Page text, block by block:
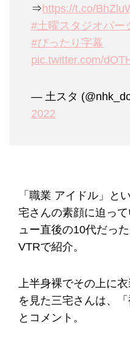
⇒https://t.co/
#土曜スタジオパー
#ぴったり字幕
pic.twitter.com/
— 土スタ
2022
「職業 アイドル」と
宅さんの素顔に迫っ
ュー直後の10代だっ
VTRで紹介。
上半身裸でその上に
を見た三宅さんは、
とコメント。